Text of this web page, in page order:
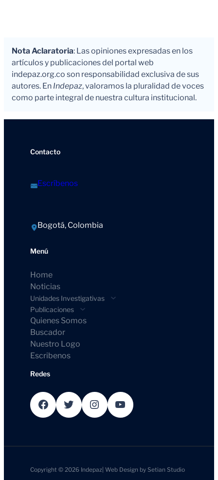
Nota Aclaratoria: Las opiniones expresadas en los
artículos y publicaciones del portal web
indepaz.org.co son responsabilidad exclusiva de sus
autores. En Indepaz, valoramos la pluralidad de voces
como parte integral de nuestra cultura institucional.
Contacto
Escríbenos
Bogotá, Colombia
Menú
Home
Noticias
Unidades Investigativas
Publicaciones
Quienes Somos
Buscador
Nuestro Logo
Escribenos
Redes
Facebook Twitter Instagram YouTube
Copyright © 2026 Indepaz|Web Design bySetian Studio